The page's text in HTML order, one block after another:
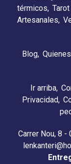
térmicos
Artesanales
Blog
Ir arriba
Privacidad
Carrer Nou, 8 -